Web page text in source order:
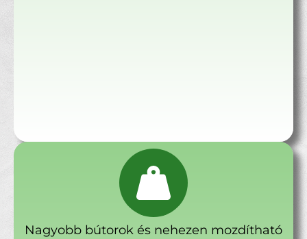
Nagyobb bútorok és nehezen mozdítható